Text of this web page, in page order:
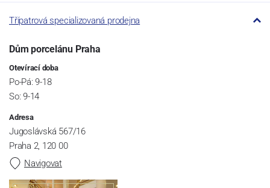
Třípatrová specializovaná prodejna
Dům porcelánu Praha
Otevírací doba
Po-Pá: 9-18
So: 9-14
Adresa
Jugoslávská 567/16
Praha 2, 120 00
Navigovat